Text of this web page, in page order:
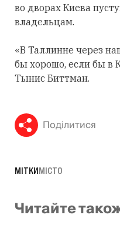
во дворах Киева
владельцам.
«В Таллинне через
бы хорошо, если бы в
Тынис Биттман.
Поділитися
МІТКИМІСТО
Читайте